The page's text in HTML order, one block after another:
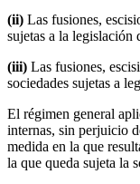
(ii) Las fusiones,
sujetas a la legislación
(iii) Las fusiones,
sociedades sujetas a
El régimen general
internas, sin perjuicio
medida en la que
la que queda sujeta la